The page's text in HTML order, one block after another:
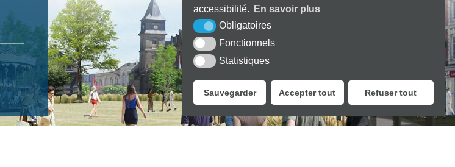
accessibilité.
En savoir plus
Obligatoires
Fonctionnels
Statistiques
Sauvegarder Accepter tout Refuser tout